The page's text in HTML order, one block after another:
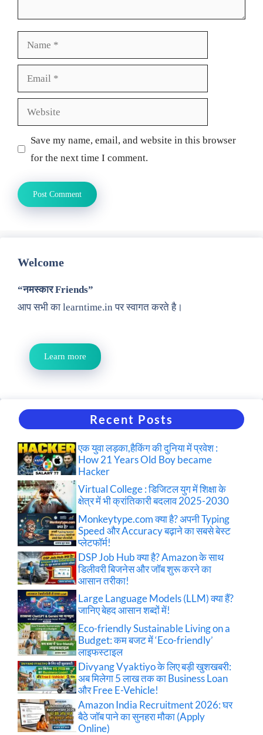
Website
Save my name, email, and website in this browser
for the next time I comment.
Welcome
“नमस्कार Friends”
आप सभी का learntime.in पर स्वागत करते है।
Learn more
Recent Posts
एक युवा लड़का,हैकिंग की दुनिया में प्रवेश :
How 21 Years Old Boy became
Hacker
Virtual College : डिजिटल युग में शिक्षा के
क्षेत्र में भी क्रांतिकारी बदलाव 2025-2030
Monkeytype.com क्या है? अपनी Typing
Speed और Accuracy बढ़ाने का सबसे बेस्ट
प्लेटफॉर्म!
DSP Job Hub क्या है? Amazon के साथ
डिलीवरी बिजनेस और जॉब शुरू करने का
आसान तरीका!
Large Language Models (LLM) क्या हैं?
जानिए बेहद आसान शब्दों में!
Eco-friendly Sustainable Living on a
Budget: कम बजट में ‘Eco-friendly’
लाइफस्टाइल
Divyang Vyaktiyo के लिए बड़ी खुशखबरी:
अब मिलेगा 5 लाख तक का Business Loan
और Free E-Vehicle!
Amazon India Recruitment 2026: घर
बैठे जॉब पाने का सुनहरा मौका (Apply
Online)